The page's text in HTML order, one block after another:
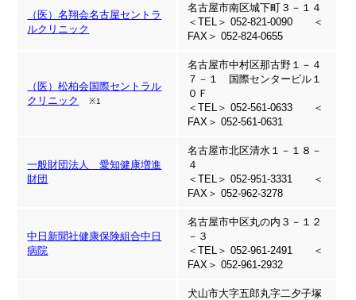
（医）名翔会名古屋セントラ
ルクリニック
名古屋市南区城下町３－１４
＜TEL＞ 052-821-0090 ＜
FAX＞ 052-824-0655
（医）松柏会国際セントラル
クリニック
※1
名古屋市中村区那古野１－４
７－１ 国際センタービル１
０Ｆ
＜TEL＞ 052-561-0633 ＜
FAX＞ 052-561-0631
一般財団法人 愛知健康増進
財団
名古屋市北区清水１－１８－
４
＜TEL＞ 052-951-3331 ＜
FAX＞ 052-962-3278
中日新聞社健康保険組合中日
病院
名古屋市中区丸の内３－１２
－３
＜TEL＞ 052-961-2491 ＜
FAX＞ 052-961-2932
犬山市大字五郎丸字二夕子塚